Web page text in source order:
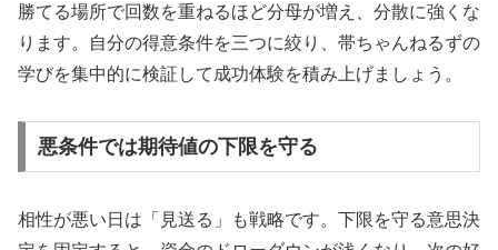
勝てる場所で回数を重ねるほど分母が増え、分散に強くな
ります。自分の得意条件を三つに絞り、帯ちゃんねるずの
学びを集中的に検証して成功体験を積み上げましょう。
悪条件では期待値の下限を守る
相性が悪い日は「見送る」も戦略です。下限を守る意思決